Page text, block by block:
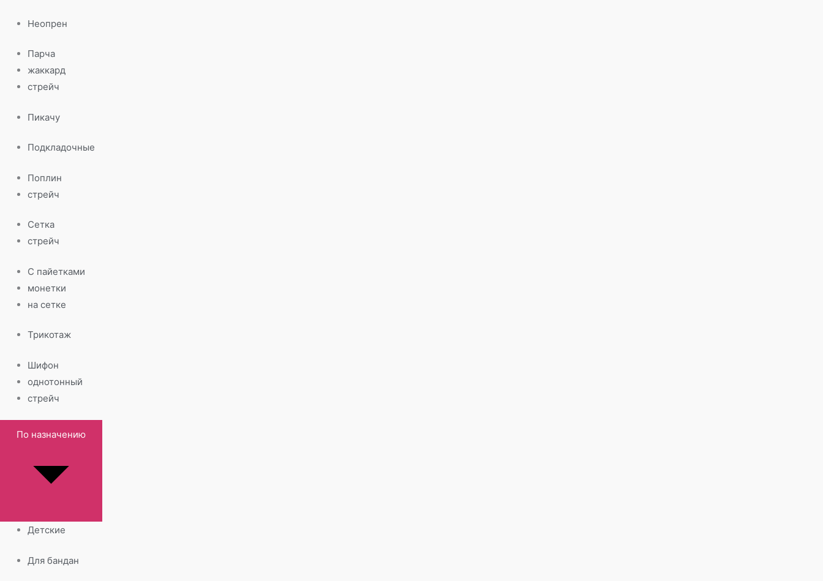
Неопрен
Парча
жаккард
стрейч
Пикачу
Подкладочные
Поплин
стрейч
Сетка
стрейч
С пайетками
монетки
на сетке
Трикотаж
Шифон
однотонный
стрейч
По назначению
Детские
Для бандан